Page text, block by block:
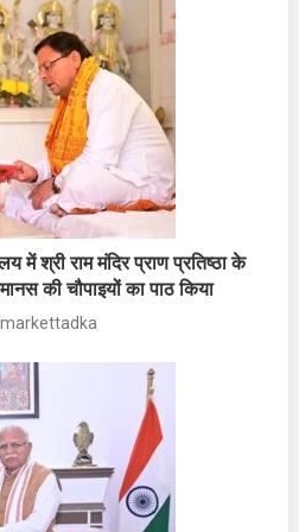
में श्री राम मंदिर प्राण प्रतिष्ठा के
की चौपाइयों का पाठ किया
markettadka